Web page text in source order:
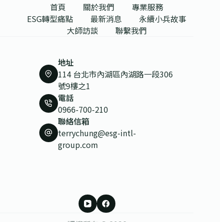
首頁 關於我們
專業服務
ESG轉型痛點
最新消息
永續小兵故事
大師訪談
聯繫我們
地址
114 台北市內湖區內湖路一段306
號9樓之1
電話
0966-700-210
聯絡信箱
terrychung@esg-intl-
group.com